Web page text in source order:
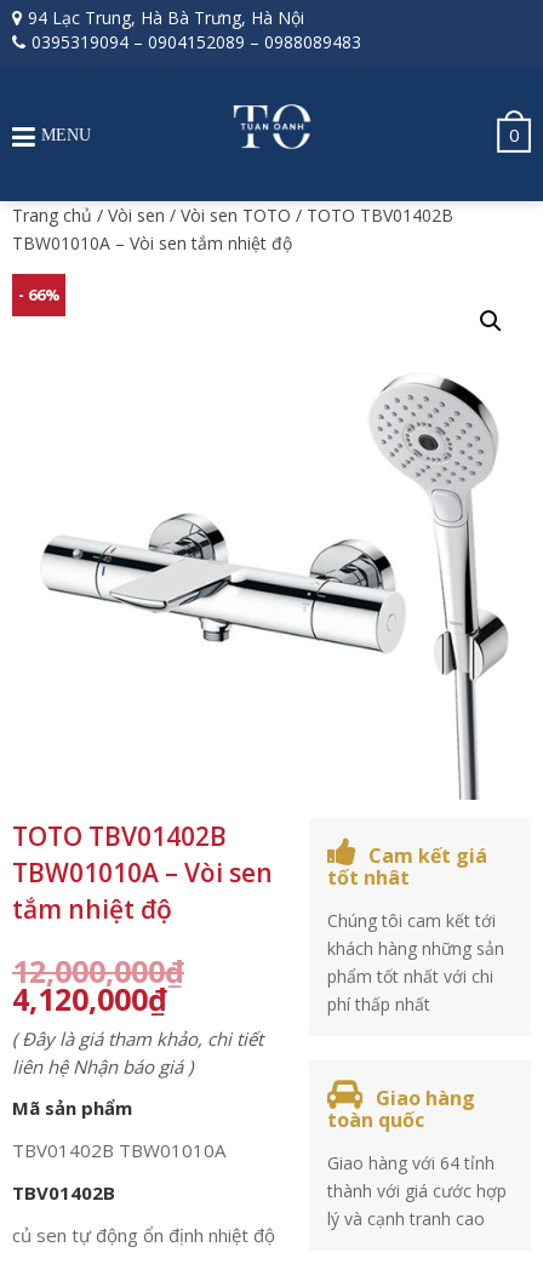
94 Lạc Trung, Hà Bà Trưng, Hà Nội
0395319094 – 0904152089 – 0988089483
0
MENU
Trang chủ / Vòi sen / Vòi sen TOTO / TOTO TBV01402B
TBW01010A – Vòi sen tắm nhiệt độ
- 66%
TOTO TBV01402B
TBW01010A – Vòi sen
tắm nhiệt độ
12,000,000₫
4,120,000₫
( Đây là giá tham khảo, chi tiết
liên hệ Nhận báo giá )
Mã sản phẩm
TBV01402B TBW01010A
TBV01402B
củ sen tự động ổn định nhiệt độ
Cam kết giá
tốt nhât
Chúng tôi cam kết tới
khách hàng những sản
phẩm tốt nhất với chi
phí thấp nhất
Giao hàng
toàn quốc
Giao hàng với 64 tỉnh
thành với giá cước hợp
lý và cạnh tranh cao